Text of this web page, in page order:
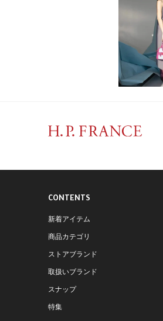
CONTENTS
新着アイテム
商品カテゴリ
ストアブランド
取扱いブランド
スナップ
特集